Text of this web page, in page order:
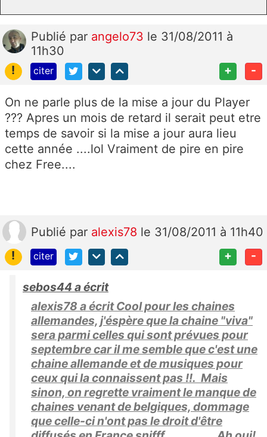
Publié par angelo73 le 31/08/2011 à
11h30
!
citer + -
On ne parle plus de la mise a jour du Player
??? Apres un mois de retard il serait peut etre
temps de savoir si la mise a jour aura lieu
cette année ....lol Vraiment de pire en pire
chez Free....
Publié par alexis78 le 31/08/2011 à 11h40
!
citer + -
sebos44 a écrit
alexis78 a écrit Cool pour les chaines
allemandes, j'éspère que la chaine "viva"
sera parmi celles qui sont prévues pour
septembre car il me semble que c'est une
chaine allemande et de musiques pour
ceux qui la connaissent pas !!. Mais
sinon, on regrette vraiment le manque de
chaines venant de belgiques, dommage
que celle-ci n'ont pas le droit d'être